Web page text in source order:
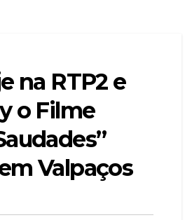
na RTP2 e
o Filme
Valpaços